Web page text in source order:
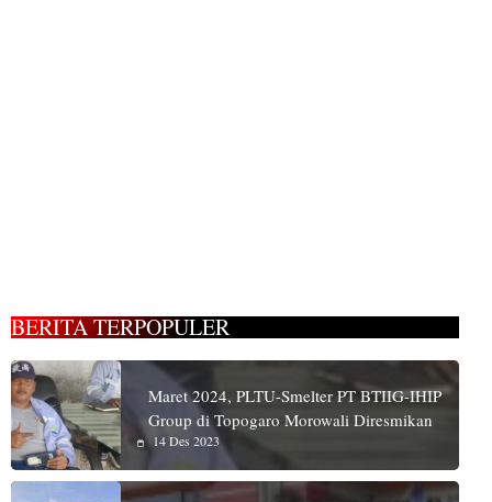
BERITA TERPOPULER
Maret 2024, PLTU-Smelter PT BTIIG-IHIP
Group di Topogaro Morowali Diresmikan
14 Des 2023